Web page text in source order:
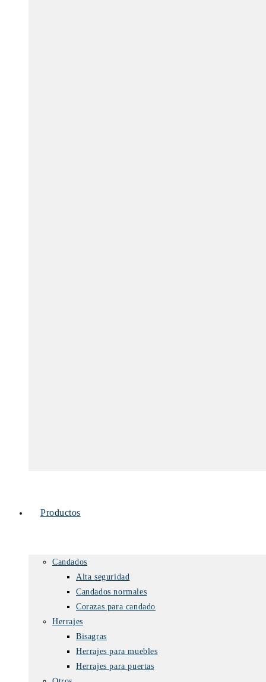
Productos
Candados
Alta seguridad
Candados normales
Corazas para candado
Herrajes
Bisagras
Herrajes para muebles
Herrajes para puertas